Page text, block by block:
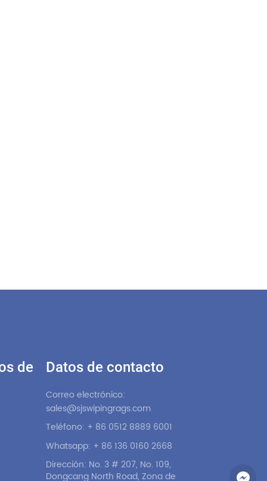
de
Datos de contacto
Correo electrónico:
sales@sjswipingrags.com
Teléfono: + 86 0512 8889 6001
Whatsapp: + 86 136 0160 2668
Dirección: No. 3 # 207, No. 109,
Dongcang North Road, Zona de